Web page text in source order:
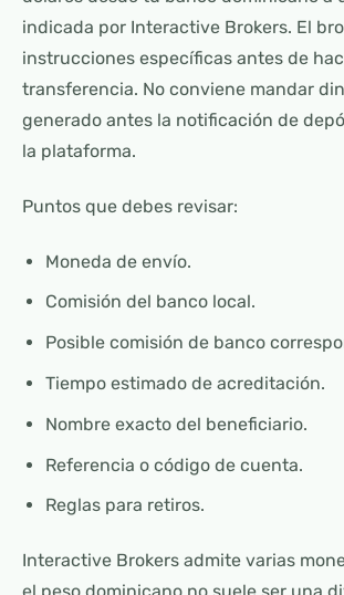
indicada por Interactive Brokers. El
instrucciones específicas antes de
transferencia. No conviene mandar
generado antes la notificación de
la plataforma.
Puntos que debes revisar:
Moneda de envío.
Comisión del banco local.
Posible comisión de banco
Tiempo estimado de acreditación.
Nombre exacto del beneficiario.
Referencia o código de cuenta.
Reglas para retiros.
Interactive Brokers admite varias